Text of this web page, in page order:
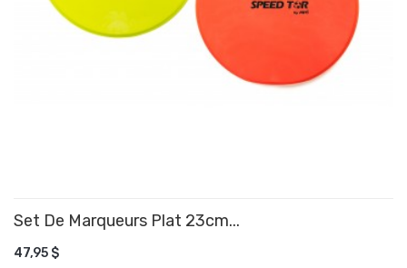
Set De Marqueurs Plat 23cm...
47,95 $